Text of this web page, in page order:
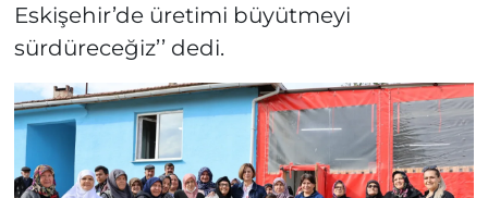
Eskişehir’de üretimi büyütmeyi
sürdüreceğiz’’ dedi.